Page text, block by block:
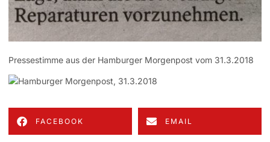
Pressestimme aus der Hamburger Morgenpost vom 31.3.2018
FACEBOOK EMAIL